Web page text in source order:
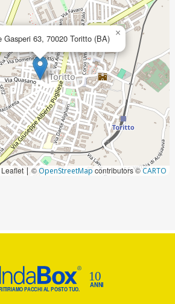
Gasperi 63, 70020 Toritto (BA) ×
Leaflet | ©OpenStreetMap contributors ©CARTO